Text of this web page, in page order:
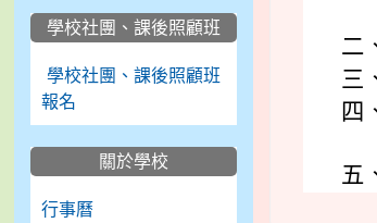
二
三
四
五
學校社團、課後照顧班
學校社團、課後照顧班
報名
關於學校
行事曆